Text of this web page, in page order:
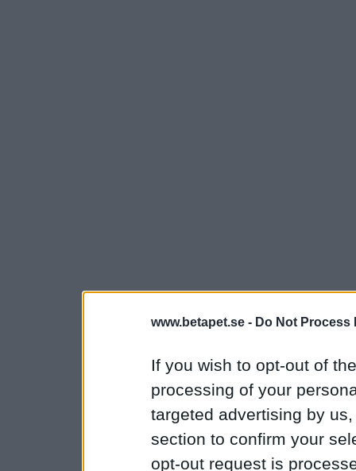
www.betapet.se - Do Not Process
If you wish to opt-out of
processing of your
targeted advertising by
section to confirm your
opt-out request is